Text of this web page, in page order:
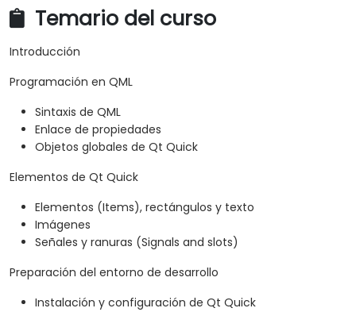
Temario del curso
Introducción
Programación en QML
Sintaxis de QML
Enlace de propiedades
Objetos globales de Qt Quick
Elementos de Qt Quick
Elementos (Items), rectángulos y texto
Imágenes
Señales y ranuras (Signals and slots)
Preparación del entorno de desarrollo
Instalación y configuración de Qt Quick